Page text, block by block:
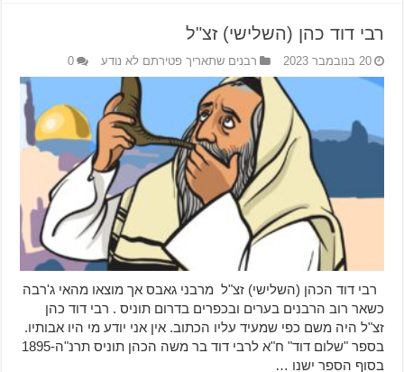
רבי דוד כהן (השלישי) זצ"ל
20 בנובמבר 2023 רבנים שתאריך פטירתם לא נודע 0
רבי דוד הכהן (השלישי) זצ"ל מרבני גאבס אך מוצאו מהאי ג'רבה
כשאר רוב הרבנים בערים ובכפרים בדרום תוניס . רבי דוד כהן
זצ"ל היה משם כפי שמעיד עליו הכתוב. אין אני יודע מי היו אבותיו.
בספר "שלום דוד" ח"א לרבי דוד בר משה הכהן תוניס תרנ"ה-1895
בסוף הספר ישנו …